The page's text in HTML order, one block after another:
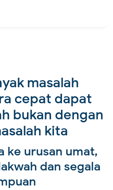
masalah
cepat dapat
bukan dengan
kita
ke urusan umat,
dan segala